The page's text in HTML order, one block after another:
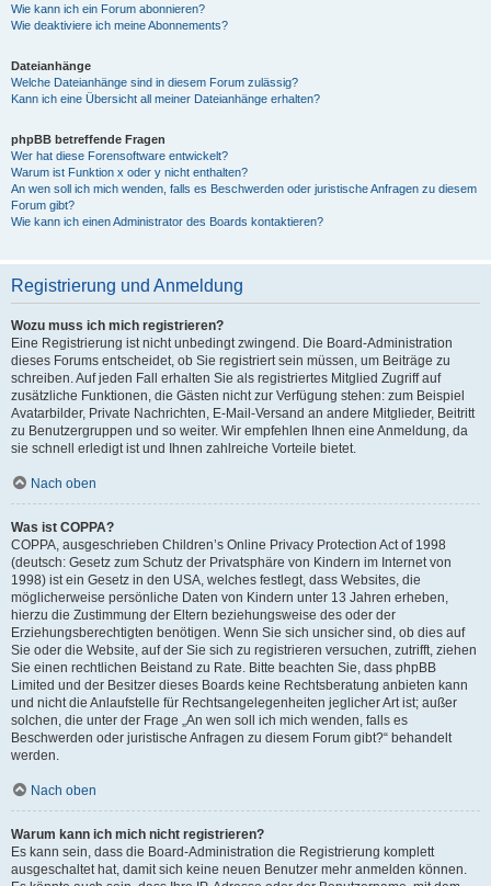
Wie kann ich ein Forum abonnieren?
Wie deaktiviere ich meine Abonnements?
Dateianhänge
Welche Dateianhänge sind in diesem Forum zulässig?
Kann ich eine Übersicht all meiner Dateianhänge erhalten?
phpBB betreffende Fragen
Wer hat diese Forensoftware entwickelt?
Warum ist Funktion x oder y nicht enthalten?
An wen soll ich mich wenden, falls es Beschwerden oder juristische Anfragen zu diesem
Forum gibt?
Wie kann ich einen Administrator des Boards kontaktieren?
Registrierung und Anmeldung
Wozu muss ich mich registrieren?
Eine Registrierung ist nicht unbedingt zwingend. Die Board-Administration
dieses Forums entscheidet, ob Sie registriert sein müssen, um Beiträge zu
schreiben. Auf jeden Fall erhalten Sie als registriertes Mitglied Zugriff auf
zusätzliche Funktionen, die Gästen nicht zur Verfügung stehen: zum Beispiel
Avatarbilder, Private Nachrichten, E-Mail-Versand an andere Mitglieder, Beitritt
zu Benutzergruppen und so weiter. Wir empfehlen Ihnen eine Anmeldung, da
sie schnell erledigt ist und Ihnen zahlreiche Vorteile bietet.
Nach oben
Was ist COPPA?
COPPA, ausgeschrieben Children’s Online Privacy Protection Act of 1998
(deutsch: Gesetz zum Schutz der Privatsphäre von Kindern im Internet von
1998) ist ein Gesetz in den USA, welches festlegt, dass Websites, die
möglicherweise persönliche Daten von Kindern unter 13 Jahren erheben,
hierzu die Zustimmung der Eltern beziehungsweise des oder der
Erziehungsberechtigten benötigen. Wenn Sie sich unsicher sind, ob dies auf
Sie oder die Website, auf der Sie sich zu registrieren versuchen, zutrifft, ziehen
Sie einen rechtlichen Beistand zu Rate. Bitte beachten Sie, dass phpBB
Limited und der Besitzer dieses Boards keine Rechtsberatung anbieten kann
und nicht die Anlaufstelle für Rechtsangelegenheiten jeglicher Art ist; außer
solchen, die unter der Frage „An wen soll ich mich wenden, falls es
Beschwerden oder juristische Anfragen zu diesem Forum gibt?“ behandelt
werden.
Nach oben
Warum kann ich mich nicht registrieren?
Es kann sein, dass die Board-Administration die Registrierung komplett
ausgeschaltet hat, damit sich keine neuen Benutzer mehr anmelden können.